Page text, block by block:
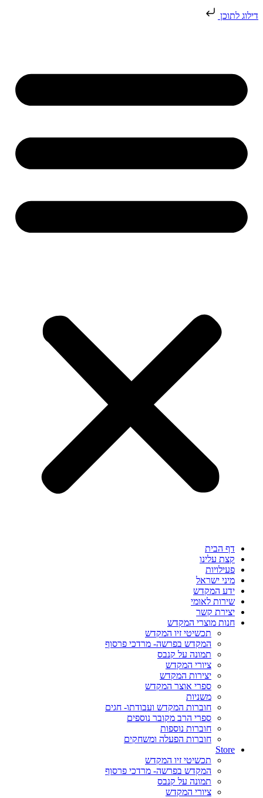
דילוג לתוכן
דף הבית
קצת עלינו
פעילויות
מיני ישראל
ידע המקדש
שירות לאומי
יצירת קשר
חנות מוצרי המקדש
תכשיטי זיו המקדש
המקדש בפרשה- מרדכי פרסוף
תמונה על קנבס
ציורי המקדש
יצירות המקדש
ספרי אוצר המקדש
משניות
חוברות המקדש ועבודתו- חגים
ספרי הרב מקובר נוספים
חוברות נוספות
חוברות הפעלה ומשחקים
Store
תכשיטי זיו המקדש
המקדש בפרשה- מרדכי פרסוף
תמונה על קנבס
ציורי המקדש